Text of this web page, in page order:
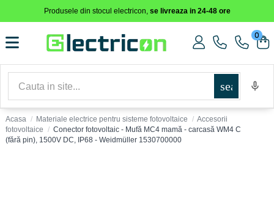
Produsele din stocul electricon, se livreaza in 24-48 ore
0
search
Acasa Materiale electrice pentru sisteme fotovoltaice
Accesorii
fotovoltaice
Conector fotovoltaic - Mufă MC4 mamă - carcasă WM4 C
(fără pin), 1500V DC, IP68 - Weidmüller 1530700000